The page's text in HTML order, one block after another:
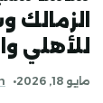
الزمالك
للأهلي
مايو 18, 2026